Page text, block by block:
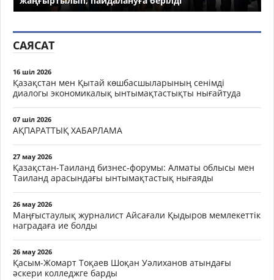
САЯСАТ
16 шіл 2026
Қазақстан мен Қытай көшбасшыларының сенімді
диалогы экономикалық ынтымақтастықты нығайтуда
07 шіл 2026
АҚПАРАТТЫҚ ХАБАРЛАМА
27 мау 2026
Қазақстан-Таиланд бизнес-форумы: Алматы облысы мен
Таиланд арасындағы ынтымақтастық нығаяды
26 мау 2026
Маңғыстаулық журналист Айсағали Қыдыров мемлекеттік
наградаға ие болды
26 мау 2026
Қасым-Жомарт Тоқаев Шоқан Уәлиханов атындағы
әскери колледжге барды